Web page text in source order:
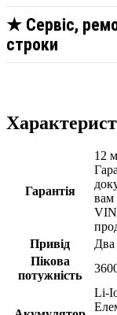
★ Сервіс,
строки
Гарантія
12
вам
Привід
Два
Пікова
потужність
Li-